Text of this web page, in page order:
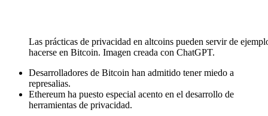
Las prácticas de privacidad en altcoins pueden servir de
hacerse en Bitcoin. Imagen creada con ChatGPT.
Desarrolladores de Bitcoin han admitido tener miedo a
represalias.
Ethereum ha puesto especial acento en el desarrollo de
herramientas de privacidad.